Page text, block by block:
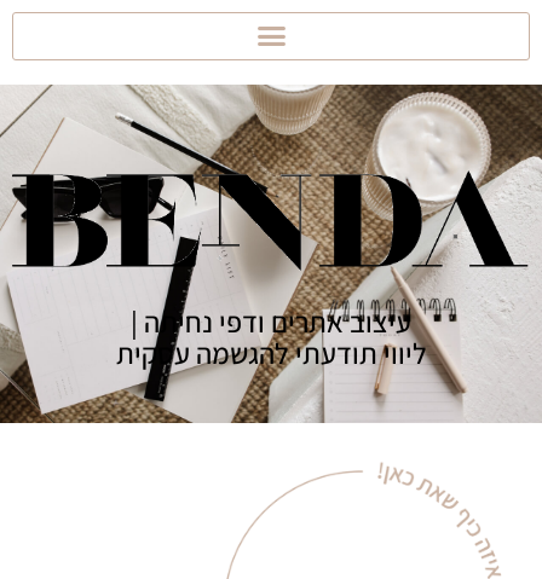
עיצוב אתרים ודפי נחיתה |
ליווי תודעתי להגשמה עסקית